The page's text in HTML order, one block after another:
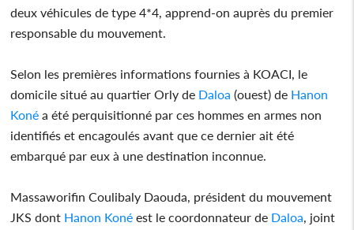
deux véhicules de type 4*4, apprend-on auprès du premier
responsable du mouvement.
Selon les premières informations fournies à KOACI, le
domicile situé au quartier Orly de Daloa (ouest) de Hanon
Koné a été perquisitionné par ces hommes en armes non
identifiés et encagoulés avant que ce dernier ait été
embarqué par eux à une destination inconnue.
Massaworifin Coulibaly Daouda, président du mouvement
JKS dont Hanon Koné est le coordonnateur de Daloa, joint